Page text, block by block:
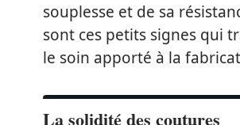
souplesse et de sa
sont ces petits signes qui
le soin apporté à la
La solidité des coutures